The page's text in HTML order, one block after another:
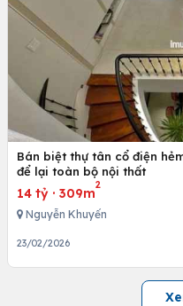
Bán biệt thự tân cổ điện
để lại toàn bộ nội thất
14 tỷ · 309m
2
Nguyễn Khuyến
23/02/2026